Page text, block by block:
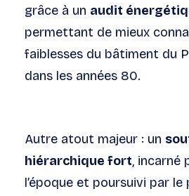
grâce à un audit
permettant de mieux
faiblesses du bâtiment du
dans les années 80.
Autre atout majeur : un
hiérarchique fort, incarné
l’époque et poursuivi par